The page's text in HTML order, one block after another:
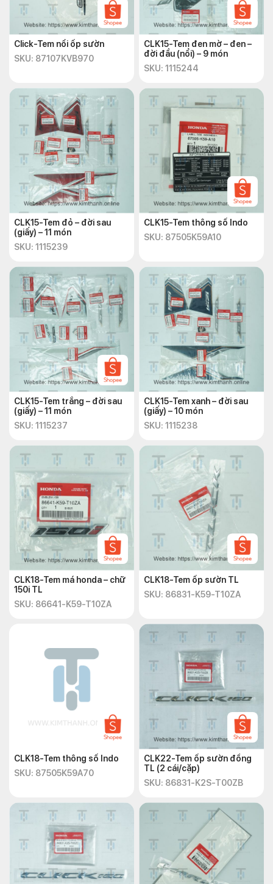
Click-Tem nổi ốp sườn
SKU: 87107KVB970
CLK15-Tem đen mờ – đen –
đời đầu (nổi) – 9 món
SKU: 1115244
CLK15-Tem đỏ – đời sau
(giấy) – 11 món
SKU: 1115239
CLK15-Tem thông số Indo
SKU: 87505K59A10
CLK15-Tem trắng – đời sau
(giấy) – 11 món
SKU: 1115237
CLK15-Tem xanh – đời sau
(giấy) – 10 món
SKU: 1115238
CLK18-Tem má honda – chữ
150i TL
SKU: 86641-K59-T10ZA
CLK18-Tem ốp sườn TL
SKU: 86831-K59-T10ZA
CLK18-Tem thông số Indo
SKU: 87505K59A70
CLK22-Tem ốp sườn đồng
TL (2 cái/cặp)
SKU: 86831-K2S-T00ZB